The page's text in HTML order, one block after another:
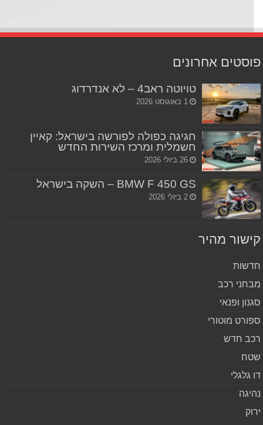
אחרונים
טויוטה ראב4 – לא אנדרדוג
1 באוגוסט 2026
חגיגה כפולה לפורשה בישראל: קאיין
חשמלית ומרכז השירות החדש
26 ביולי 2026
BMW F 450 GS – השקה בישראל
2 ביולי 2026
מהיר
רכב
ופנאי
מוטורי
חדש
גלגלי